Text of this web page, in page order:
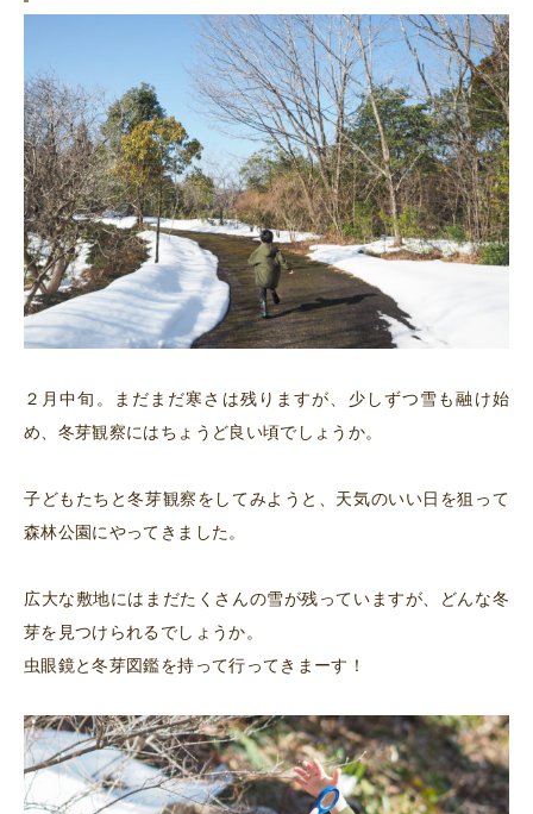
２月中旬。まだまだ寒さは残りますが、少しずつ雪も融け始
め、冬芽観察にはちょうど良い頃でしょうか。
子どもたちと冬芽観察をしてみようと、天気のいい日を狙って
森林公園にやってきました。
広大な敷地にはまだたくさんの雪が残っていますが、どんな冬
芽を見つけられるでしょうか。
虫眼鏡と冬芽図鑑を持って行ってきまーす！